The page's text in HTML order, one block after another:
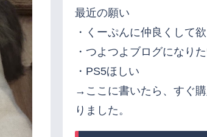
最近の願い
・くーぷんに仲良くして
・つよつよブログになり
・PS5ほしい
→ここに書いたら、すぐ
りました。